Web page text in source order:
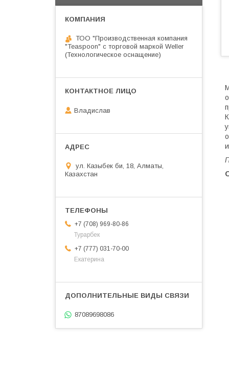
ТОО "Производственная компания
"Teaspoon" с торговой маркой Weller
(Технологическое оснащение)
Владислав
ул. Казыбек би, 18, Алматы,
Казахстан
+7 (708) 969-80-86
Турарбек
+7 (777) 031-70-00
Екатерина
87089698086